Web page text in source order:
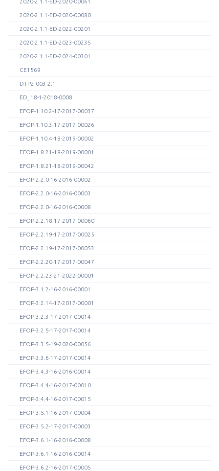
2020-2.1.1-ED-2020-00080
2020-2.1.1-ED-2022-00201
2020-2.1.1-ED-2023-00235
2020-2.1.1-ED-2024-00301
CE1569
DTP2-003-2.1
ED_18-1-2018-0008
EFOP-1.10.2-17-2017-00037
EFOP-1.10.3-17-2017-00026
EFOP-1.10.4-18-2019-00002
EFOP-1.8.21-18-2019-00001
EFOP-1.8.21-18-2019-00042
EFOP-2.2.0-16-2016-00002
EFOP-2.2.0-16-2016-00003
EFOP-2.2.0-16-2016-00008
EFOP-2.2.18-17-2017-00060
EFOP-2.2.19-17-2017-00025
EFOP-2.2.19-17-2017-00053
EFOP-2.2.20-17-2017-00047
EFOP-2.2.23-21-2022-00001
EFOP-3.1.2-16-2016-00001
EFOP-3.2.14-17-2017-00001
EFOP-3.2.3-17-2017-00014
EFOP-3.2.5-17-2017-00014
EFOP-3.3.5-19-2020-00056
EFOP-3.3.6-17-2017-00014
EFOP-3.4.3-16-2016-00014
EFOP-3.4.4-16-2017-00010
EFOP-3.4.4-16-2017-00015
EFOP-3.5.1-16-2017-00004
EFOP-3.5.2-17-2017-00003
EFOP-3.6.1-16-2016-00008
EFOP-3.6.1-16-2016-00014
EFOP-3.6.2-16-2017-00005